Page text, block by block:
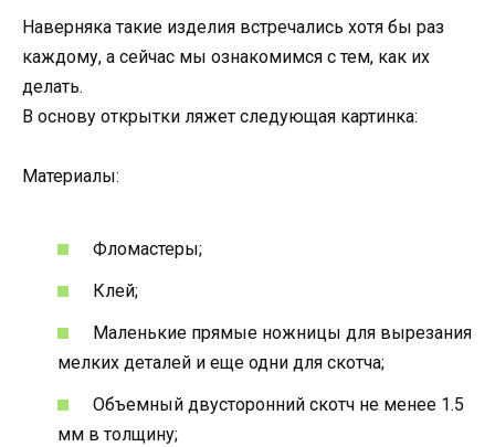
Наверняка такие изделия встречались хотя бы раз
каждому, а сейчас мы ознакомимся с тем, как их
делать.
В основу открытки ляжет следующая картинка:
Материалы:
Фломастеры;
Клей;
Маленькие прямые ножницы для вырезания
мелких деталей и еще одни для скотча;
Объемный двусторонний скотч не менее 1.5
мм в толщину;